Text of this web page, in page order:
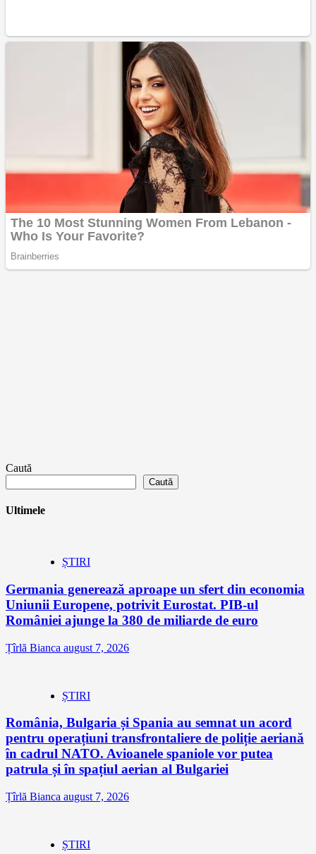
Caută
Caută
Ultimele
ȘTIRI
Germania generează aproape un sfert din economia
Uniunii Europene, potrivit Eurostat. PIB-ul
României ajunge la 380 de miliarde de euro
Țîrlă Bianca august 7, 2026
ȘTIRI
România, Bulgaria și Spania au semnat un acord
pentru operațiuni transfrontaliere de poliție aeriană
în cadrul NATO. Avioanele spaniole vor putea
patrula și în spațiul aerian al Bulgariei
Țîrlă Bianca august 7, 2026
ȘTIRI